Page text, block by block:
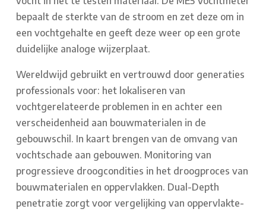
bepaalt de sterkte van de stroom en zet deze om in
een vochtgehalte en geeft deze weer op een grote
duidelijke analoge wijzerplaat.
Wereldwijd gebruikt en vertrouwd door generaties
professionals voor: het lokaliseren van
vochtgerelateerde problemen in en achter een
verscheidenheid aan bouwmaterialen in de
gebouwschil. In kaart brengen van de omvang van
vochtschade aan gebouwen. Monitoring van
progressieve droogcondities in het droogproces van
bouwmaterialen en oppervlakken. Dual-Depth
penetratie zorgt voor vergelijking van oppervlakte-